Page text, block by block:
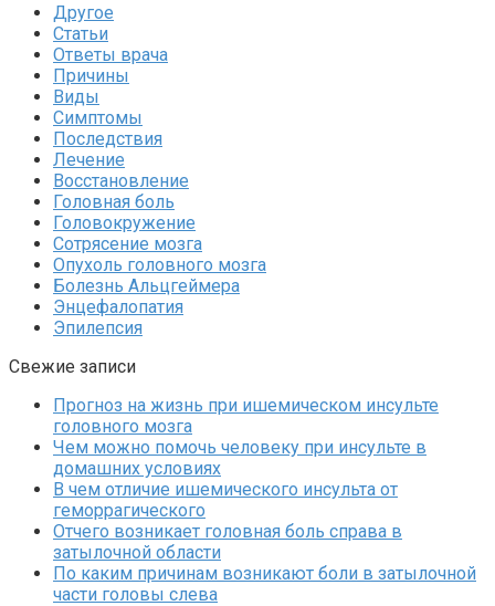
Другое
Статьи
Ответы врача
Причины
Виды
Симптомы
Последствия
Лечение
Восстановление
Головная боль
Головокружение
Сотрясение мозга
Опухоль головного мозга
Болезнь Альцгеймера
Энцефалопатия
Эпилепсия
Свежие записи
Прогноз на жизнь при ишемическом инсульте
головного мозга
Чем можно помочь человеку при инсульте в
домашних условиях
В чем отличие ишемического инсульта от
геморрагического
Отчего возникает головная боль справа в
затылочной области
По каким причинам возникают боли в затылочной
части головы слева